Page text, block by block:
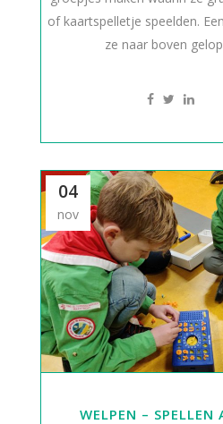
of kaartspelletje speelden.
ze naar boven
04
nov
WELPEN – SPELLEN